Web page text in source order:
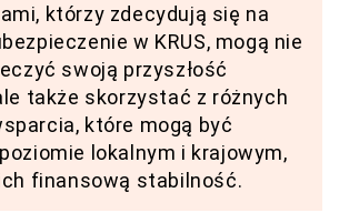
którzy zdecydują się na
w KRUS, mogą nie
swoją przyszłość
także skorzystać z różnych
które mogą być
lokalnym i krajowym,
finansową stabilność.